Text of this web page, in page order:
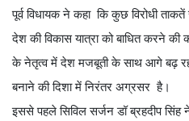
पूर्व विधायक ने कहा कि कुछ विरोधी ताकतें
देश की विकास यात्रा को बाधित करने की
के नेतृत्व में देश मजबूती के साथ आगे बढ़
बनाने की दिशा में निरंतर अग्रसर है।
इससे पहले सिविल सर्जन डॉ ब्रहदीप सिंह